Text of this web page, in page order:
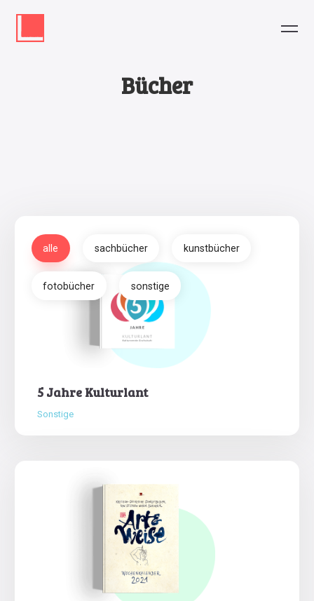
Bücher
alle sachbücher kunstbücher
fotobücher sonstige
5 Jahre Kulturlant
Sonstige